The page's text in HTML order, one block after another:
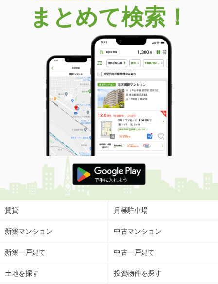
まとめて検索！
賃貸 月極駐車場
新築マンション 中古マンション
新築一戸建て 中古一戸建て
土地を探す 投資物件を探す